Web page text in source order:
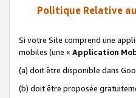
Politique Relative
Si votre Site comprend une
mobiles (une « Application
(a) doit être disponible dans
(b) doit être proposée